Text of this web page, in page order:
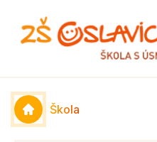
Škola